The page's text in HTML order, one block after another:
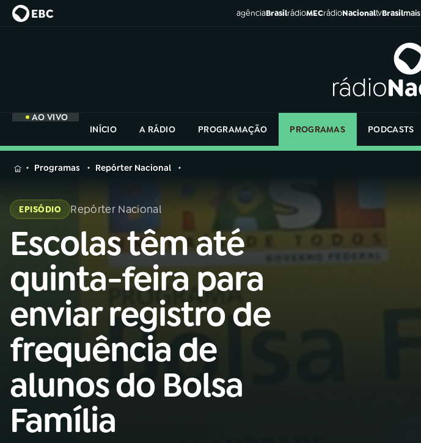
agênciaBrasilrádioMECrádioNacionaltvBrasilmais
AO VIVO
INÍCIO
A RÁDIO PROGRAMAÇÃO PROGRAMAS PODCASTS
MENU
Buscar
na
Rádio
Nacional
AO VIVO
01INÍCIO
02A RÁDIO
PROGRAMAÇÃO
PROGRAMAS
na
Rádio
Programas Repórter Nacional
EPISÓDIO Repórter Nacional
Escolas têm até
quinta-feira para
enviar registro de
frequência de
alunos do Bolsa
Família